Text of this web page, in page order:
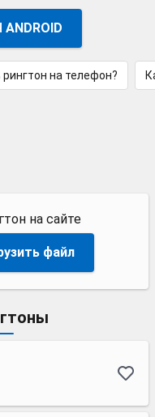
рингтон на телефон?
на сайте
файл